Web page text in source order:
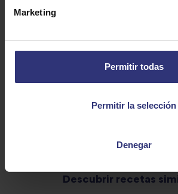
Marketing
Permitir todas
Permitir la selección
Denegar
6 cucharadas de aceite de
70g de cacahuetes pelados sin
Sal
Descubrir recetas